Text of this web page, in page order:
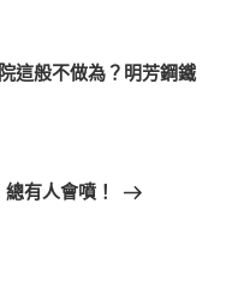
這般不做為？明芳鋼鐵
有人會噴！